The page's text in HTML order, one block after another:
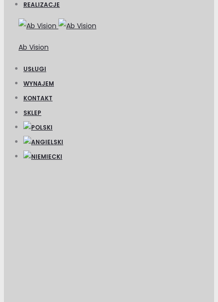
REALIZACJE
Ab Vision
USŁUGI
WYNAJEM
KONTAKT
SKLEP